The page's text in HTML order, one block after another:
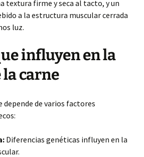
textura firme y seca al tacto, y un
a la estructura muscular cerrada
luz.
influyen en la
carne
depende de varios factores
Diferencias genéticas influyen en la